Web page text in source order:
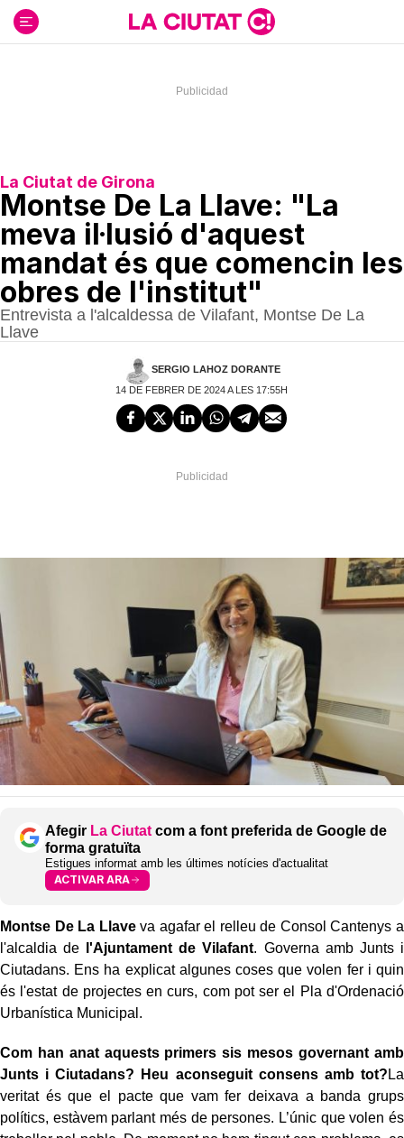
contenido
La Ciutat de Girona
Montse De La Llave: "La
meva il·lusió d'aquest
mandat és que comencin les
obres de l'institut"
Entrevista a l'alcaldessa de Vilafant, Montse De La
Llave
SERGIO LAHOZ DORANTE
14 DE FEBRER DE 2024 A LES 17:55H
Afegir La Ciutat com a font preferida de Google de
forma gratuïta
Estigues informat amb les últimes notícies d'actualitat
ACTIVAR ARA
Montse De La Llaveva agafar el relleu de Consol Cantenys a
l'alcaldia de
l'Ajuntament de Vilafant. Governa amb Junts i
Ciutadans. Ens ha explicat algunes coses que volen fer i quin
és l'estat de projectes en curs, com pot ser el Pla d'Ordenació
Urbanística Municipal.
Com han anat aquests primers sis mesos governant amb
Junts i Ciutadans? Heu aconseguit consens amb tot? La
veritat és que el pacte que vam fer deixava a banda grups
polítics, estàvem parlant més de persones. L’únic que volen és